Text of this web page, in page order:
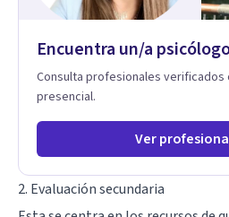
Encuentra un/a
Consulta profesionales verificados
presencial.
Ver
2. Evaluación secundaria